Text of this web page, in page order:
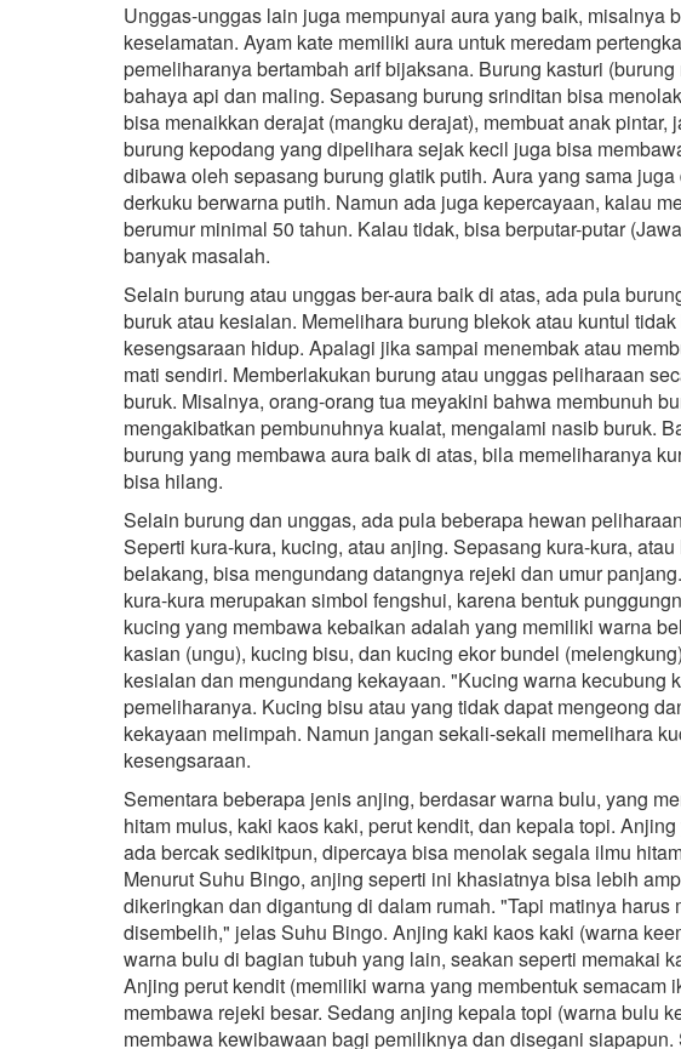
Unggas-unggas lain juga mempunyai aura yang baik, misalnya
keselamatan. Ayam kate memiliki aura untuk meredam
pemeliharanya bertambah arif bijaksana. Burung kasturi
bahaya api dan maling. Sepasang burung srinditan bisa
bisa menaikkan derajat (mangku derajat), membuat anak
burung kepodang yang dipelihara sejak kecil juga bisa
dibawa oleh sepasang burung glatik putih. Aura yang sama
derkuku berwarna putih. Namun ada juga kepercayaan, kalau
berumur minimal 50 tahun. Kalau tidak, bisa berputar-putar
banyak masalah.
Selain burung atau unggas ber-aura baik di atas, ada pula
buruk atau kesialan. Memelihara burung blekok atau kuntul
kesengsaraan hidup. Apalagi jika sampai menembak atau
mati sendiri. Memberlakukan burung atau unggas peliharaan
buruk. Misalnya, orang-orang tua meyakini bahwa membunuh
mengakibatkan pembunuhnya kualat, mengalami nasib buruk.
burung yang membawa aura baik di atas, bila memeliharanya
bisa hilang.
Selain burung dan unggas, ada pula beberapa hewan
Seperti kura-kura, kucing, atau anjing. Sepasang kura-kura,
belakang, bisa mengundang datangnya rejeki dan umur
kura-kura merupakan simbol fengshui, karena bentuk
kucing yang membawa kebaikan adalah yang memiliki warna
kasian (ungu), kucing bisu, dan kucing ekor bundel
kesialan dan mengundang kekayaan. "Kucing warna kecubung
pemeliharanya. Kucing bisu atau yang tidak dapat mengeong
kekayaan melimpah. Namun jangan sekali-sekali memelihara
kesengsaraan.
Sementara beberapa jenis anjing, berdasar warna bulu, yang
hitam mulus, kaki kaos kaki, perut kendit, dan kepala topi.
ada bercak sedikitpun, dipercaya bisa menolak segala ilmu
Menurut Suhu Bingo, anjing seperti ini khasiatnya bisa lebih
dikeringkan dan digantung di dalam rumah. "Tapi matinya
disembelih," jelas Suhu Bingo. Anjing kaki kaos kaki (warna
warna bulu di bagian tubuh yang lain, seakan seperti memakai
Anjing perut kendit (memiliki warna yang membentuk semacam
membawa rejeki besar. Sedang anjing kepala topi (warna bulu
membawa kewibawaan bagi pemiliknya dan disegani